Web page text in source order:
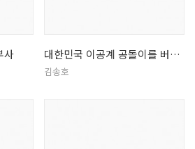
사 대한민국 이공계 공돌이를 버려라
김송호